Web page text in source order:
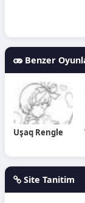
Benzer
Uşaq Rengle
Site Tanitim